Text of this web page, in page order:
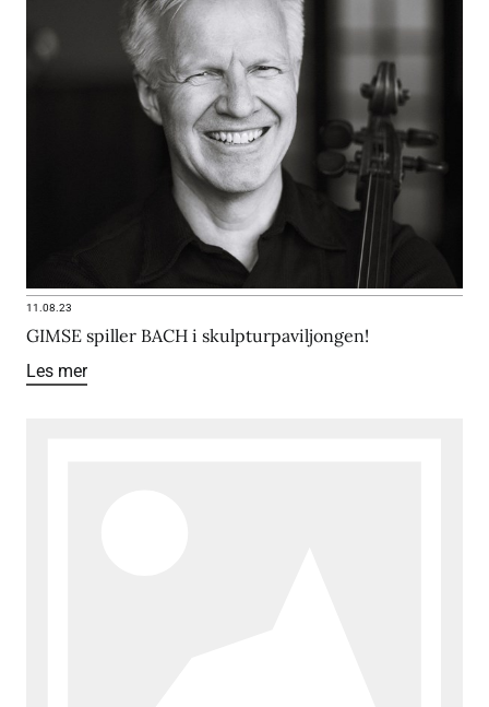
11.08.23
GIMSE spiller BACH i skulpturpaviljongen!
Les mer